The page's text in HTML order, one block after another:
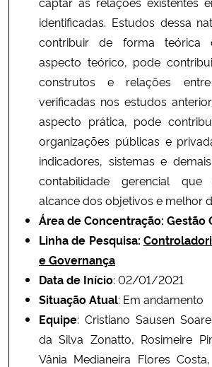
identificadas. Estudos dessa
contribuir de forma teórica
aspecto teórico, pode
construtos e relações
verificadas nos estudos
aspecto prática, pode
organizações públicas e
indicadores, sistemas e
contabilidade gerencial
alcance dos objetivos e melhor
Área de Concentração: Gestão
Linha de Pesquisa:
e Governança
Data de Início: 02/01/2021
Situação Atual: Em andamento
Equipe: Cristiano Sausen
da Silva Zonatto, Rosimeire
Vânia Medianeira Flores